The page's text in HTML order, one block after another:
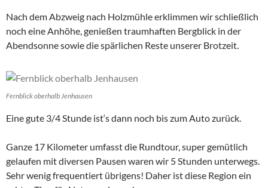
Nach dem Abzweig nach Holzmühle erklimmen wir schließlich
noch eine Anhöhe, genießen traumhaften Bergblick in der
Abendsonne sowie die spärlichen Reste unserer Brotzeit.
Fernblick oberhalb Jenhausen
Eine gute 3/4 Stunde ist‘s dann noch bis zum Auto zurück.
Ganze 17 Kilometer umfasst die Rundtour, super gemütlich
gelaufen mit diversen Pausen waren wir 5 Stunden unterwegs.
Sehr wenig frequentiert übrigens! Daher ist diese Region ein